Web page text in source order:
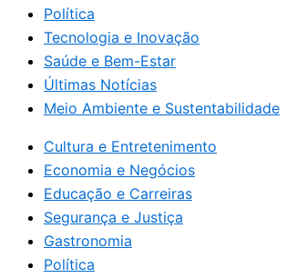
Política
Tecnologia e Inovação
Saúde e Bem-Estar
Últimas Notícias
Meio Ambiente e Sustentabilidade
Cultura e Entretenimento
Economia e Negócios
Educação e Carreiras
Segurança e Justiça
Gastronomia
Política